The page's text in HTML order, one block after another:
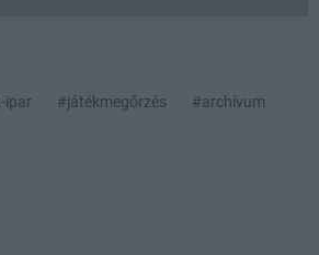
ipar #játékmegőrzés
#archívum